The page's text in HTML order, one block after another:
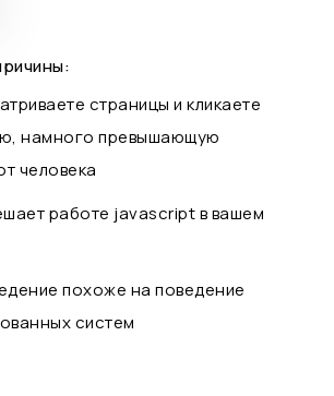
страницы и кликаете
намного превышающую
человека
работе javascript в вашем
похоже на поведение
систем